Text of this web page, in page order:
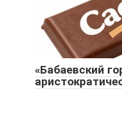
«Бабаевский